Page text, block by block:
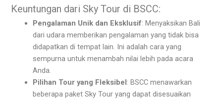
Keuntungan dari Sky Tour di BSCC:
Pengalaman Unik dan Eksklusif: Menyaksikan Bali
dari udara memberikan pengalaman yang tidak bisa
didapatkan di tempat lain. Ini adalah cara yang
sempurna untuk menambah nilai lebih pada acara
Anda.
Pilihan Tour yang Fleksibel: BSCC menawarkan
beberapa paket Sky Tour yang dapat disesuaikan